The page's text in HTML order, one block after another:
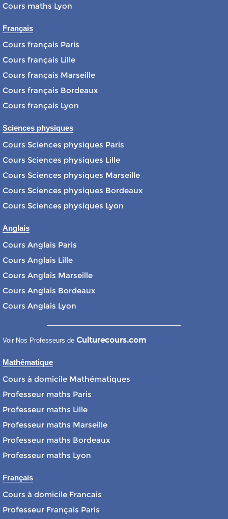
Cours maths Lyon
Français
Cours français Paris
Cours français Lille
Cours français Marseille
Cours français Bordeaux
Cours français Lyon
Sciences physiques
Cours Sciences physiques Paris
Cours Sciences physiques Lille
Cours Sciences physiques Marseille
Cours Sciences physiques Bordeaux
Cours Sciences physiques Lyon
Anglais
Cours Anglais Paris
Cours Anglais Lille
Cours Anglais Marseille
Cours Anglais Bordeaux
Cours Anglais Lyon
Voir Nos Professeurs de Culturecours.com
Mathématique
Cours à domicile Mathématiques
Professeur maths Paris
Professeur maths Lille
Professeur maths Marseille
Professeur maths Bordeaux
Professeur maths Lyon
Français
Cours à domicile Francais
Professeur Français Paris